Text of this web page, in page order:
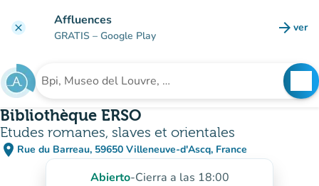
clear Affluences
GRATIS – Google Play arrow_forward ver
Buscar un establecimiento
Bibliothèque ERSO
Etudes romanes, slaves et orientales
place Rue du Barreau, 59650 Villeneuve-d'Ascq, France
(abrir en Google Maps)
(nueva pestaña)
Abierto-Cierra a las 18:00